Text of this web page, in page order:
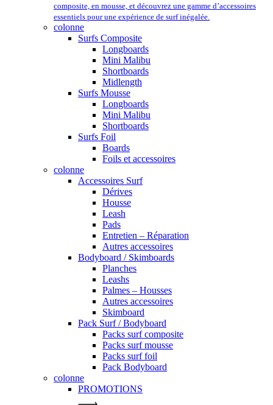
composite, en mousse, et découvrez une gamme d’accessoires
essentiels pour une expérience de surf inégalée.
colonne
Surfs Composite
Longboards
Mini Malibu
Shortboards
Midlength
Surfs Mousse
Longboards
Mini Malibu
Shortboards
Surfs Foil
Boards
Foils et accessoires
colonne
Accessoires Surf
Dérives
Housse
Leash
Pads
Entretien – Réparation
Autres accessoires
Bodyboard / Skimboards
Planches
Leashs
Palmes – Housses
Autres accessoires
Skimboard
Pack Surf / Bodyboard
Packs surf composite
Packs surf mousse
Packs surf foil
Pack Bodyboard
colonne
PROMOTIONS